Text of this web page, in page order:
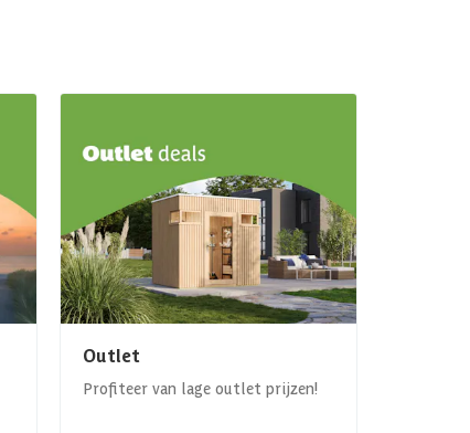
Outlet
Profiteer van lage outlet prijzen!